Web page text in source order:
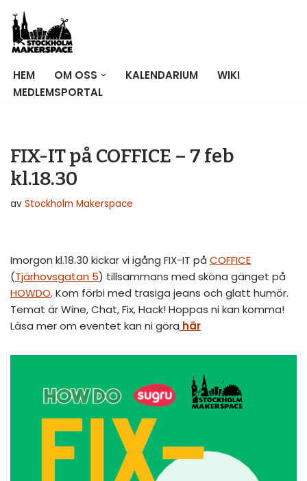
Hoppa
till
innehåll
HEM OM OSS KALENDARIUM
WIKI
MEDLEMSPORTAL
FIX-IT på COFFICE – 7 feb
kl.18.30
av Stockholm Makerspace
Imorgon kl.18.30 kickar vi igång FIX-IT på COFFICE
(Tjärhovsgatan 5) tillsammans med sköna gänget på
HOWDO. Kom förbi med trasiga jeans och glatt humör.
Temat är Wine, Chat, Fix, Hack! Hoppas ni kan komma!
Läsa mer om eventet kan ni göra här